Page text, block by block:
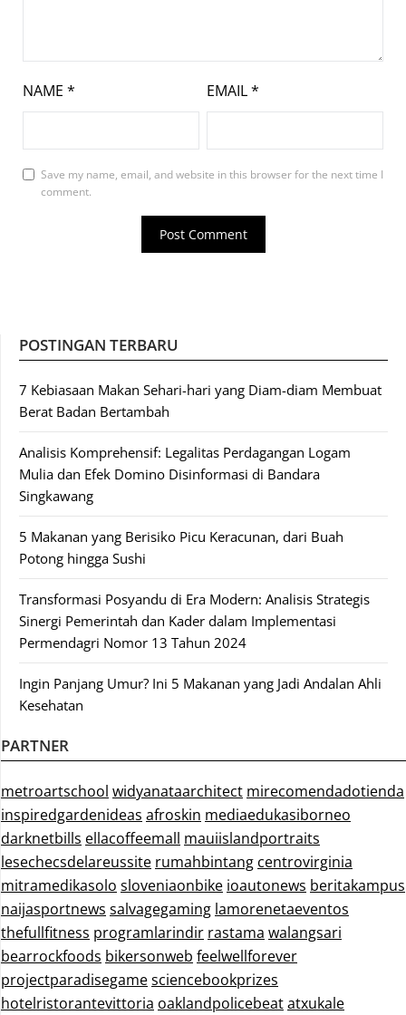
NAME * EMAIL*
Save my name, email, and website in this browser for the next time I
comment.
POSTINGAN TERBARU
7 Kebiasaan Makan Sehari-hari yang Diam-diam Membuat
Berat Badan Bertambah
Analisis Komprehensif: Legalitas Perdagangan Logam
Mulia dan Efek Domino Disinformasi di Bandara
Singkawang
5 Makanan yang Berisiko Picu Keracunan, dari Buah
Potong hingga Sushi
Transformasi Posyandu di Era Modern: Analisis Strategis
Sinergi Pemerintah dan Kader dalam Implementasi
Permendagri Nomor 13 Tahun 2024
Ingin Panjang Umur? Ini 5 Makanan yang Jadi Andalan Ahli
Kesehatan
PARTNER
metroartschool widyanataarchitect mirecomendadotienda
inspiredgardenideas afroskin mediaedukasiborneo
darknetbills ellacoffeemall mauiislandportraits
lesechecsdelareussite rumahbintang centrovirginia
mitramedikasolo sloveniaonbike ioautonews beritakampus
naijasportnews salvagegaming lamorenetaeventos
thefullfitness programlarindir rastama walangsari
bearrockfoods bikersonweb feelwellforever
projectparadisegamesciencebookprizes
hotelristorantevittoria oaklandpolicebeatatxukale